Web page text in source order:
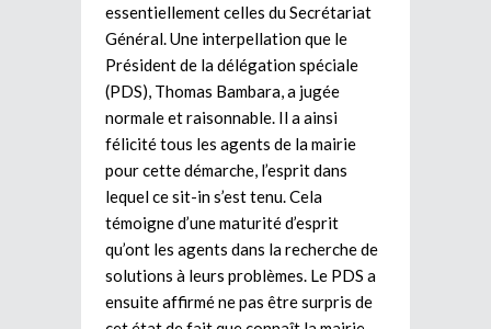
essentiellement celles du Secrétariat
Général. Une interpellation que le
Président de la délégation spéciale
(PDS), Thomas Bambara, a jugée
normale et raisonnable. Il a ainsi
félicité tous les agents de la mairie
pour cette démarche, l’esprit dans
lequel ce sit-in s’est tenu. Cela
témoigne d’une maturité d’esprit
qu’ont les agents dans la recherche de
solutions à leurs problèmes. Le PDS a
ensuite affirmé ne pas être surpris de